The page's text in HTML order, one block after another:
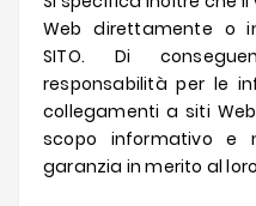
Web direttamente o
SITO. Di
responsabilità per le
collegamenti a siti
scopo informativo e
garanzia in merito al